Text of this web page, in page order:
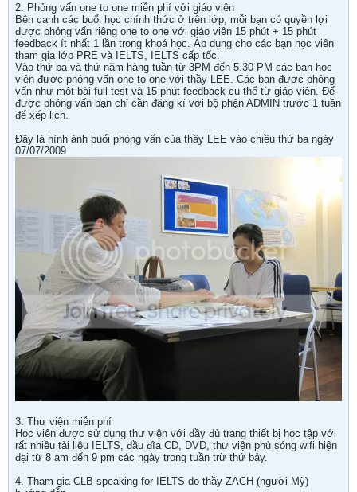
2. Phỏng vấn one to one miễn phí với giáo viên
Bên cạnh các buổi học chính thức ở trên lớp, mỗi bạn có quyền lợi
được phỏng vấn riêng one to one với giáo viên 15 phút + 15 phút
feedback ít nhất 1 lần trong khoá học. Áp dụng cho các bạn học viên
tham gia lớp PRE và IELTS, IELTS cấp tốc.
Vào thứ ba và thứ năm hàng tuần từ 3PM đến 5.30 PM các bạn học
viên được phỏng vấn one to one với thầy LEE. Các bạn được phỏng
vấn như một bài full test và 15 phút feedback cụ thể từ giáo viên. Để
được phỏng vấn bạn chỉ cần đăng kí với bộ phận ADMIN trước 1 tuần
để xếp lịch.
Đây là hình ảnh buổi phỏng vấn của thầy LEE vào chiều thứ ba ngày
07/07/2009
3. Thư viện miễn phí
Học viên được sử dụng thư viện với đầy đủ trang thiết bị học tập với
rất nhiều tài liệu IELTS, đầu đĩa CD, DVD, thư viện phủ sóng wifi hiện
đại từ 8 am đến 9 pm các ngày trong tuần trừ thứ bảy.
4. Tham gia CLB speaking for IELTS do thầy ZACH (người Mỹ)